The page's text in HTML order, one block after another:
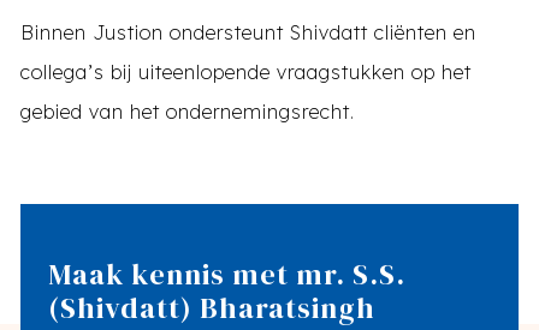
Binnen Justion ondersteunt Shivdatt cliënten en
collega’s bij uiteenlopende vraagstukken op het
gebied van het ondernemingsrecht.
Maak kennis met mr. S.S.
(Shivdatt) Bharatsingh